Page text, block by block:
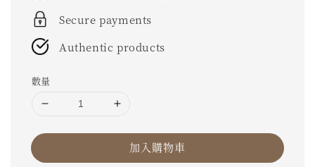
Secure payments
Authentic products
數量
加入購物車